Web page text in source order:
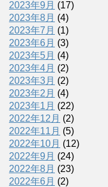
2023年9月 (17)
2023年8月 (4)
2023年7月 (1)
2023年6月 (3)
2023年5月 (4)
2023年4月 (2)
2023年3月 (2)
2023年2月 (4)
2023年1月 (22)
2022年12月 (2)
2022年11月 (5)
2022年10月 (12)
2022年9月 (24)
2022年8月 (23)
2022年6月 (2)